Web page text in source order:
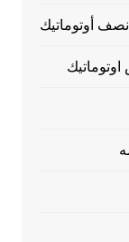
أوتوماتيك